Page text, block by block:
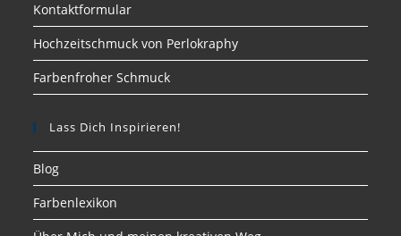
Kontaktformular
Hochzeitschmuck von Perlokraphy
Farbenfroher Schmuck
Lass Dich Inspirieren!
Blog
Farbenlexikon